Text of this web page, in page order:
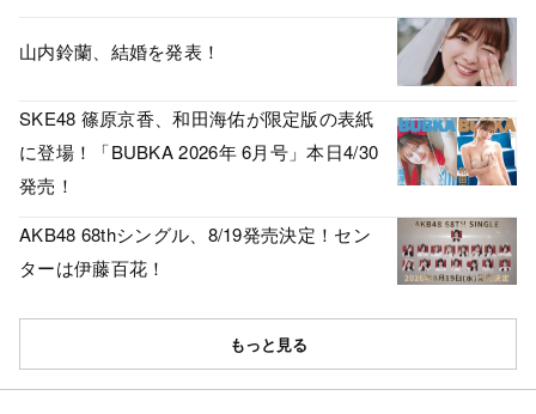
山内鈴蘭、結婚を発表！
SKE48 篠原京香、和田海佑が限定版の表紙
に登場！「BUBKA 2026年 6月号」本日4/30
発売！
AKB48 68thシングル、8/19発売決定！セン
ターは伊藤百花！
もっと見る